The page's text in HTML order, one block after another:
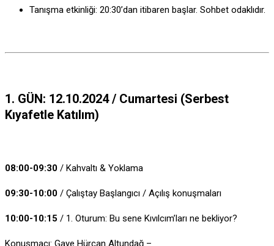
Tanışma etkinliği: 20:30’dan itibaren başlar. Sohbet odaklıdır.
1. GÜN: 12.10.2024 / Cumartesi (Serbest
Kıyafetle Katılım)
08:00-09:30 / Kahvaltı & Yoklama
09:30-10:00 / Çalıştay Başlangıcı / Açılış konuşmaları
10:00-10:15 / 1. Oturum: Bu sene Kıvılcım’ları ne bekliyor?
Konuşmacı: Gaye Hürcan Altundağ –